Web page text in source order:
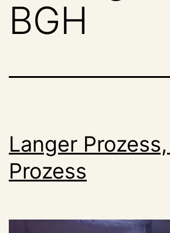
BGH
Langer
Prozess